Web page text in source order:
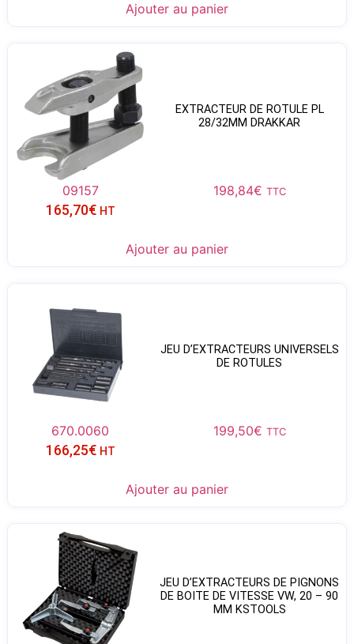
Ajouter au panier
EXTRACTEUR DE ROTULE PL
28/32MM DRAKKAR
09157 198,84€ TTC
165,70€ HT
Ajouter au panier
JEU D’EXTRACTEURS UNIVERSELS
DE ROTULES
670.0060 199,50€ TTC
166,25€ HT
Ajouter au panier
JEU D’EXTRACTEURS DE PIGNONS
DE BOITE DE VITESSE VW, 20 – 90
MM KSTOOLS